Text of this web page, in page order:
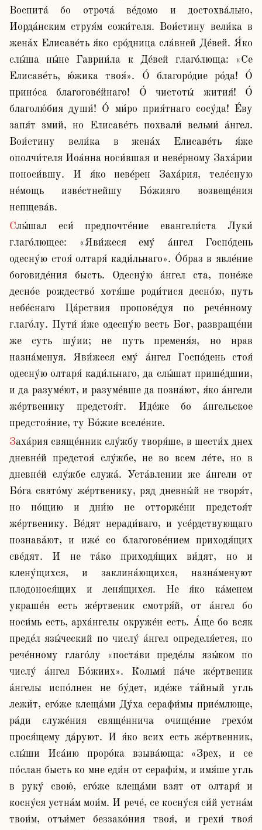
Воспита́ бо отроча́ ве́домо и достохва́льно,
Иорда́нским струя́м сожи́теля. Вои́стину вели́ка в
жена́х Елисаве́ть я́ко сро́дница сла́вней Де́вей. Я́ко
слы́ша ны́не Гаврии́ла к Де́вей глаго́люща: «Се
Елисаве́ть, ю́жика твоя́». О́ благоро́дие ро́да! О́
прино́са благогове́йнаго! О́ чистоты́ жития́! О́
благолю́бия души́! О́ ми́ро прия́тнаго сосу́да! Е́ву
запя́т змий, но Елисаве́ть похвали́ вельми́ а́нгел.
Вои́стину вели́ка в жена́х Елисаве́ть я́же
ополчи́теля Иоа́нна носи́вшая и неве́рному Заха́рии
поноси́вшу. И я́ко неве́рен Заха́рия, теле́сную
не́мощь изве́стнейшу Бо́жияго возвеще́ния
непщева́в.
Слы́шал еси́ предпочте́ние евангели́ста Луки́
глаго́лющее: «Яви́жеся ему́ а́нгел Госпо́день
одесну́ю стоя́ олтаря́ кади́льнаго». О́браз в явле́ние
боговиде́ния бысть. Одесну́ю а́нгел ста, поне́же
десно́е рождество́ хотя́ше роди́тися десно́ю, путь
небе́снаго Ца́рствия пропове́дуя по рече́нному
глаго́лу. Пути́ и́же одесну́ю весть Бог, развраще́ни
же суть шу́ии; не путь пременя́я, но нрав
назна́менуя. Яви́жеся ему́ а́нгел Госпо́день стоя́
одесну́ю олтаря́ кади́льнаго, да слы́шат прише́дшии,
и да разуме́ют, и разуме́вше да позна́ют, я́ко а́нгели
же́ртвенику предстоя́т. Иде́же бо а́нгельское
предстоя́ние, ту Бо́жие вселе́ние.
Заха́рия свяще́нник слу́жбу творя́ше, в шести́х днех
дневне́й предстоя́ слу́жбе, не во всем ле́те, но в
дневне́й слу́жбе служа́. Уста́влении же а́нгели от
Бо́га свято́му же́ртвенику, ряд дневны́й не творя́т,
но но́щию и дни́ю не отторже́ни предстоя́т
же́ртвенику. Ве́дят неради́ваго, и усе́рдствующаго
познава́ют, и иже́ со благогове́нием приходя́щих
све́дят. И не та́ко приходя́щих ви́дят, но и
клену́щихся, и заклина́ющихся, назна́менуют
плодонося́щих и леня́щихся. Не я́ко ка́менем
украше́н есть же́ртвеник смотря́й, от а́нгел бо
носи́мь есть, арха́нгелы окруже́н есть. А́ще бо всяк
преде́л язы́ческий по числу́ а́нгел определя́ется, по
рече́нному глаго́лу «поста́ви преде́лы язы́ком по
числу́ а́нгел Бо́жиих». Кольми́ па́че же́ртвеник
а́нгелы испо́лнен не бу́дет, иде́же та́йный угль
лежи́т, его́же клеща́ми Ду́ха серафи́мы прие́млюще,
ра́ди служе́ния свяще́ннича очище́ние грехо́м
прося́щему да́руют. И я́ко всих есть же́ртвенник,
слы́ши Иса́ию проро́ка взыва́юща: «Зрех, и се
по́слан бысть ко мне еди́н от серафи́м, и имя́ше угль
в руку́ свою́, его́же клеща́ми взят от олтаря́ и
косну́ся устна́м мои́м. И рече́, се косну́ся си́й устна́м
твои́м, отъи́мет беззако́ния твоя́, и грехи́ твоя́